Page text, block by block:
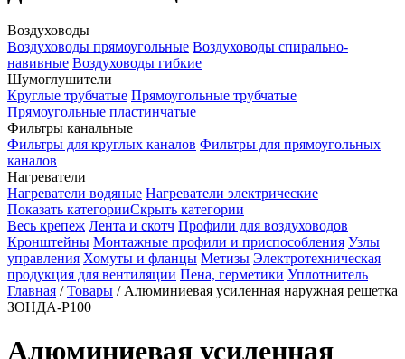
Воздуховоды
Воздуховоды прямоугольные Воздуховоды спирально-
навивные Воздуховоды гибкие
Шумоглушители
Круглые трубчатые Прямоугольные трубчатые
Прямоугольные пластинчатые
Фильтры канальные
Фильтры для круглых каналов Фильтры для прямоугольных
каналов
Нагреватели
Нагреватели водяные Нагреватели электрические
Показать категорииСкрыть категории
Весь крепеж Лента и скотч Профили для воздуховодов
Кронштейны Монтажные профили и приспособления Узлы
управления Хомуты и фланцы Метизы Электротехническая
продукция для вентиляции Пена, герметики Уплотнитель
Главная /Товары / Алюминиевая усиленная наружная решетка
ЗОНДА-Р100
Алюминиевая усиленная